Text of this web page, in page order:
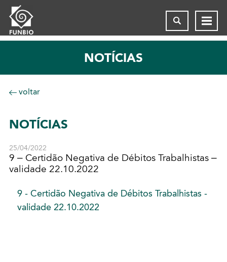
NOTÍCIAS
voltar
NOTÍCIAS
25/04/2022
9 – Certidão Negativa de Débitos Trabalhistas –
validade 22.10.2022
9 - Certidão Negativa de Débitos Trabalhistas -
validade 22.10.2022